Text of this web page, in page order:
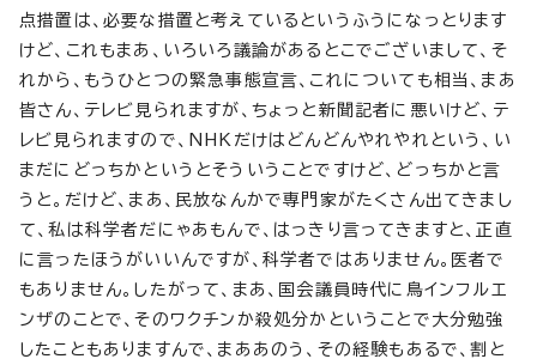
点措置は、必要な措置と考えているというふうになっとります
けど、これもまあ、いろいろ議論があるとこでございまして、そ
れから、もうひとつの緊急事態宣言、これについても相当、まあ
皆さん、テレビ見られますが、ちょっと新聞記者に悪いけど、テ
レビ見られますので、NHKだけはどんどんやれやれという、い
まだにどっちかというとそういうことですけど、どっちかと言
うと。だけど、まあ、民放なんかで専門家がたくさん出てきまし
て、私は科学者だにゃあもんで、はっきり言ってきますと、正直
に言ったほうがいいんですが、科学者ではありません。医者で
もありません。したがって、まあ、国会議員時代に鳥インフルエ
ンザのことで、そのワクチンか殺処分かということで大分勉強
したこともありますんで、まああのう、その経験もあるで、割と